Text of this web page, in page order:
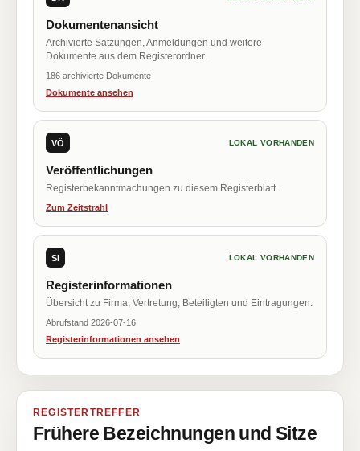
Dokumentenansicht
Archivierte Satzungen, Anmeldungen und weitere
Dokumente aus dem Registerordner.
186 archivierte Dokumente
Dokumente ansehen
VÖ LOKAL VORHANDEN
Veröffentlichungen
Registerbekanntmachungen zu diesem Registerblatt.
Zum Zeitstrahl
SI LOKAL VORHANDEN
Registerinformationen
Übersicht zu Firma, Vertretung, Beteiligten und Eintragungen.
Abrufstand 2026-07-16
Registerinformationen ansehen
REGISTERTREFFER
Frühere Bezeichnungen und Sitze